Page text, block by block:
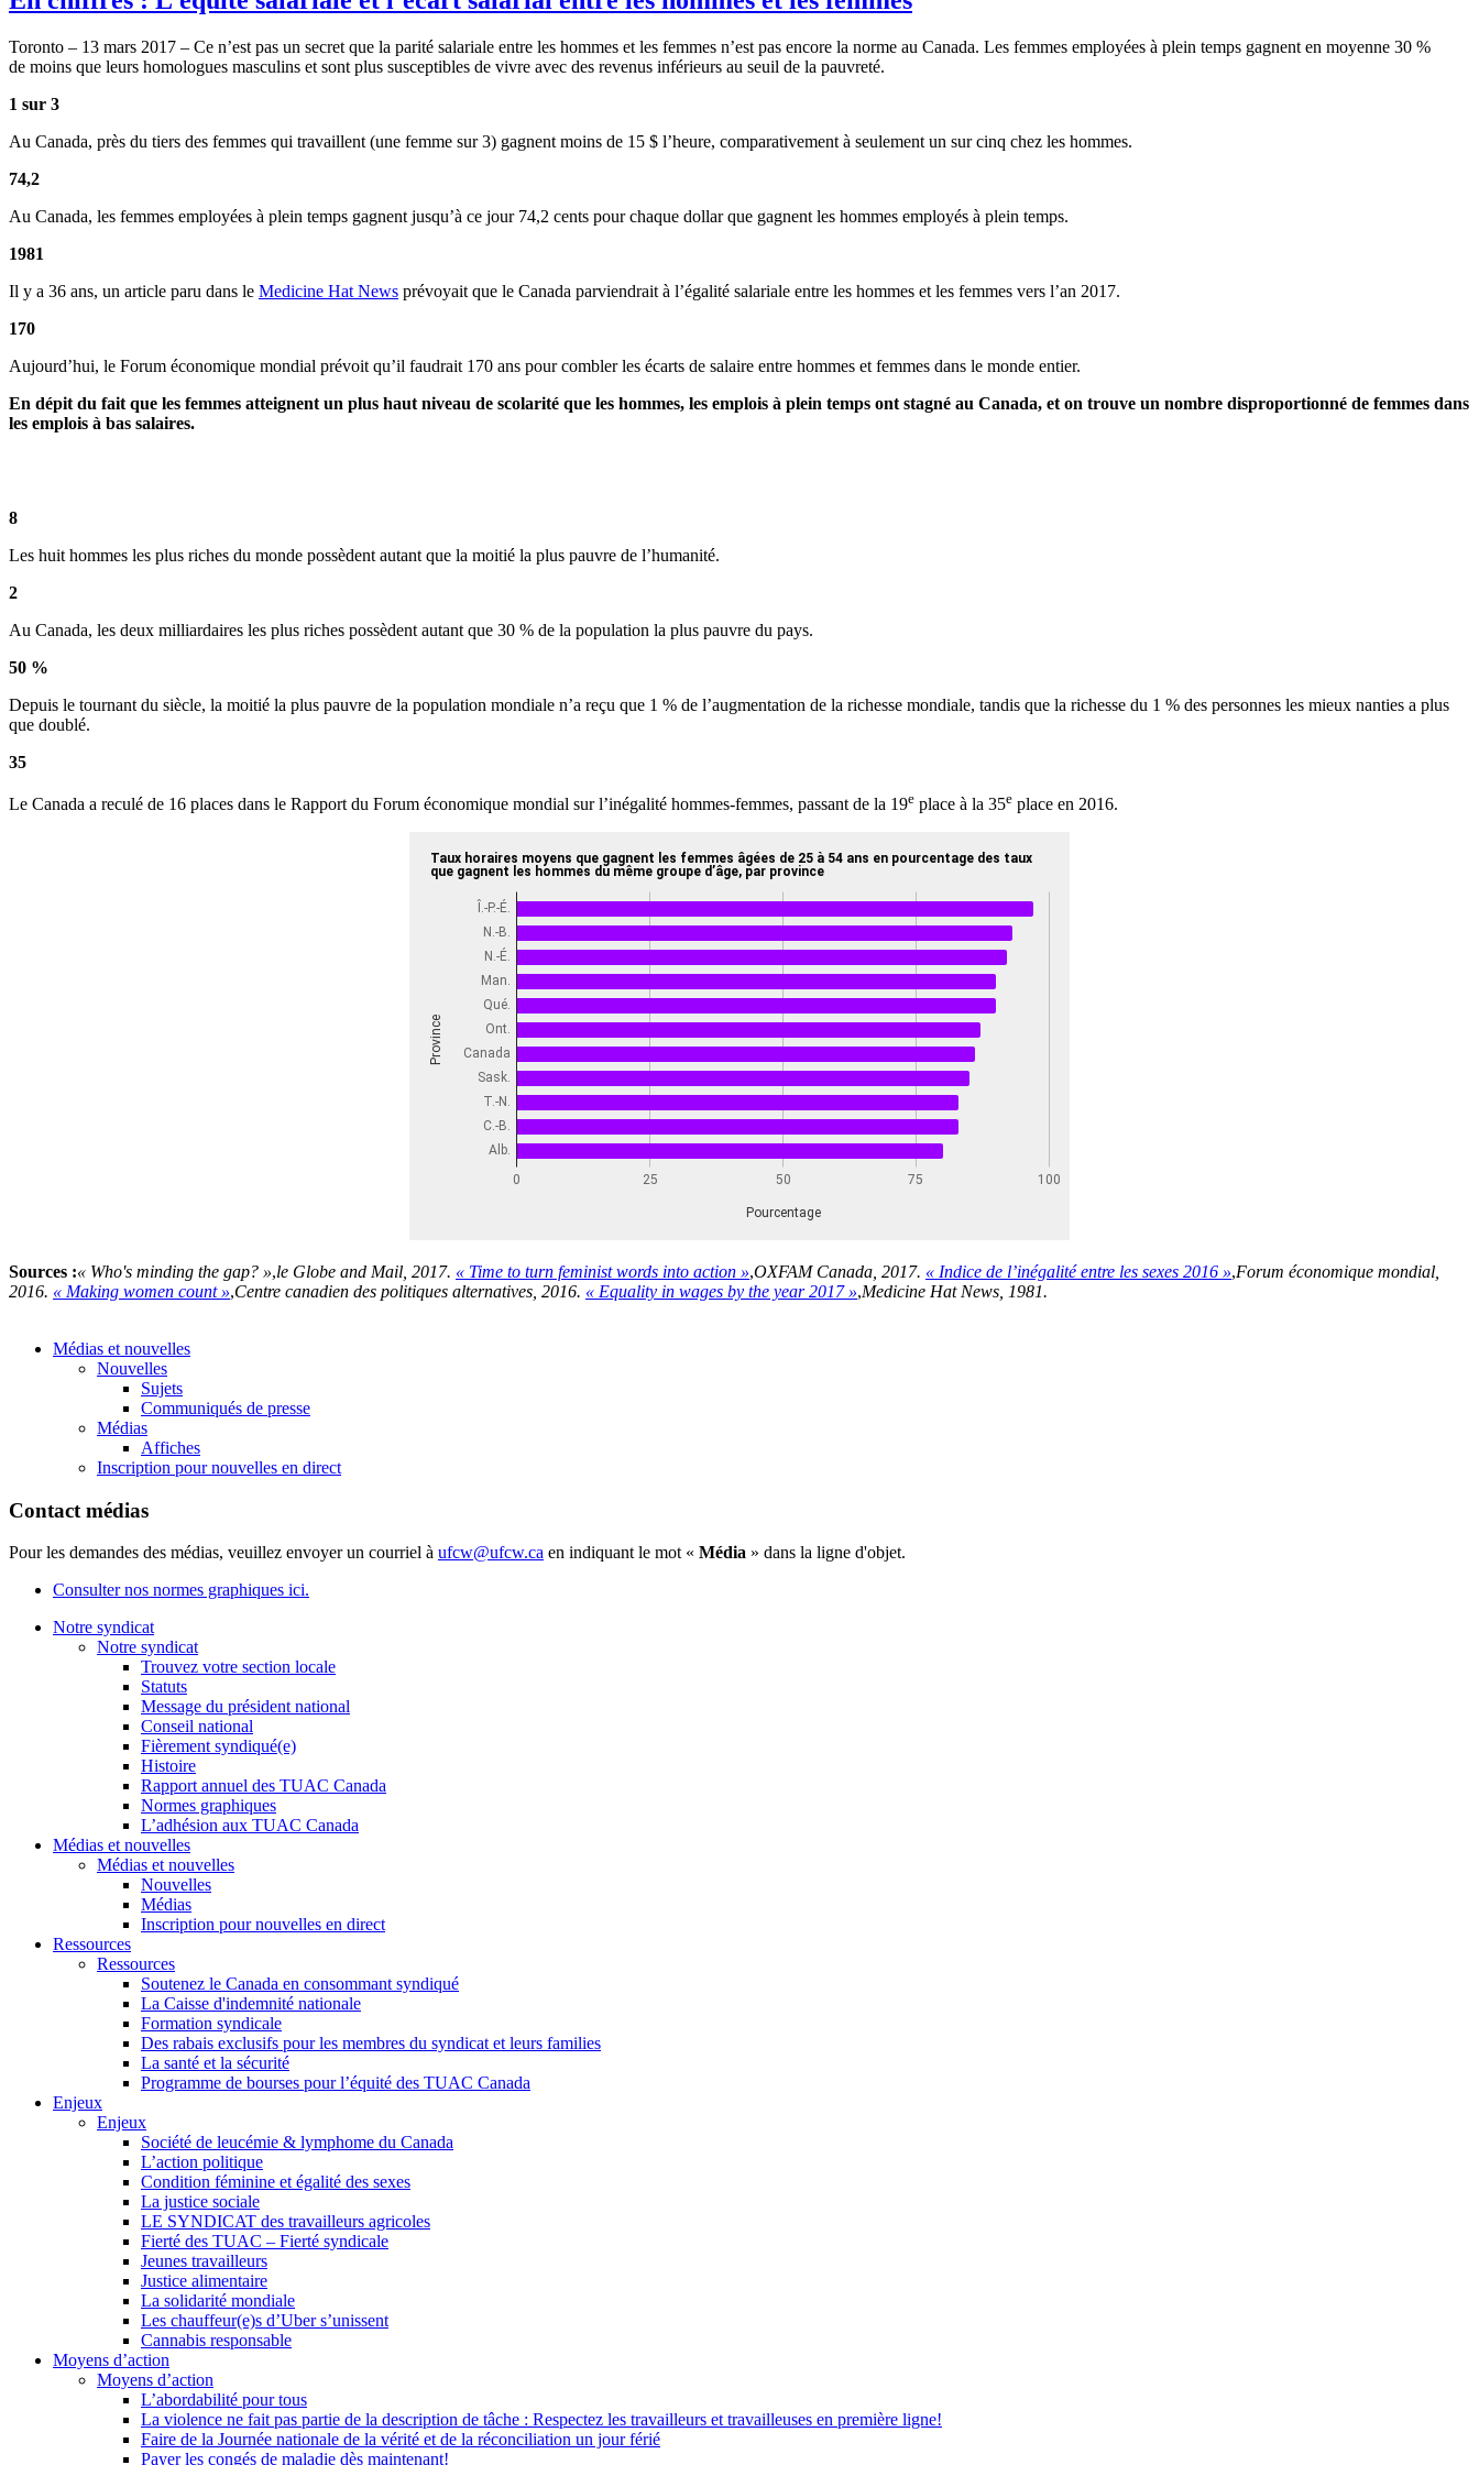
Toronto – 13 mars 2017 – Ce n’est pas un secret que la parité salariale entre les hommes et les femmes n’est pas encore la norme au Canada. Les femmes employées à plein temps gagnent en moyenne 30 %
de moins que leurs homologues masculins et sont plus susceptibles de vivre avec des revenus inférieurs au seuil de la pauvreté.
1 sur 3
Au Canada, près du tiers des femmes qui travaillent (une femme sur 3) gagnent moins de 15 $ l’heure, comparativement à seulement un sur cinq chez les hommes.
74,2
Au Canada, les femmes employées à plein temps gagnent jusqu’à ce jour 74,2 cents pour chaque dollar que gagnent les hommes employés à plein temps.
1981
Il y a 36 ans, un article paru dans le Medicine Hat News prévoyait que le Canada parviendrait à l’égalité salariale entre les hommes et les femmes vers l’an 2017.
170
Aujourd’hui, le Forum économique mondial prévoit qu’il faudrait 170 ans pour combler les écarts de salaire entre hommes et femmes dans le monde entier.
En dépit du fait que les femmes atteignent un plus haut niveau de scolarité que les hommes, les emplois à plein temps ont stagné au Canada, et on trouve un nombre disproportionné de femmes dans
les emplois à bas salaires.
8
Les huit hommes les plus riches du monde possèdent autant que la moitié la plus pauvre de l’humanité.
2
Au Canada, les deux milliardaires les plus riches possèdent autant que 30 % de la population la plus pauvre du pays.
50 %
Depuis le tournant du siècle, la moitié la plus pauvre de la population mondiale n’a reçu que 1 % de l’augmentation de la richesse mondiale, tandis que la richesse du 1 % des personnes les mieux nanties a plus
que doublé.
35
Le Canada a reculé de 16 places dans le Rapport du Forum économique mondial sur l’inégalité hommes-femmes, passant de la 19e place à la 35e place en 2016.
Sources :« Who's minding the gap? »,le Globe and Mail, 2017. « Time to turn feminist words into action »,OXFAM Canada, 2017. « Indice de l’inégalité entre les sexes 2016 »,Forum économique mondial,
2016. « Making women count »,Centre canadien des politiques alternatives, 2016. « Equality in wages by the year 2017 »,Medicine Hat News, 1981.
Médias et nouvelles
Nouvelles
Sujets
Communiqués de presse
Médias
Affiches
Inscription pour nouvelles en direct
Contact médias
Pour les demandes des médias, veuillez envoyer un courriel à ufcw@ufcw.ca en indiquant le mot « Média » dans la ligne d'objet.
Consulter nos normes graphiques ici.
Notre syndicat
Notre syndicat
Trouvez votre section locale
Statuts
Message du président national
Conseil national
Fièrement syndiqué(e)
Histoire
Rapport annuel des TUAC Canada
Normes graphiques
L’adhésion aux TUAC Canada
Médias et nouvelles
Médias et nouvelles
Nouvelles
Médias
Inscription pour nouvelles en direct
Ressources
Ressources
Soutenez le Canada en consommant syndiqué
La Caisse d'indemnité nationale
Formation syndicale
Des rabais exclusifs pour les membres du syndicat et leurs families
La santé et la sécurité
Programme de bourses pour l’équité des TUAC Canada
Enjeux
Enjeux
Société de leucémie & lymphome du Canada
L’action politique
Condition féminine et égalité des sexes
La justice sociale
LE SYNDICAT des travailleurs agricoles
Fierté des TUAC – Fierté syndicale
Jeunes travailleurs
Justice alimentaire
La solidarité mondiale
Les chauffeur(e)s d’Uber s’unissent
Cannabis responsable
Moyens d’action
Moyens d’action
L’abordabilité pour tous
La violence ne fait pas partie de la description de tâche : Respectez les travailleurs et travailleuses en première ligne!
Faire de la Journée nationale de la vérité et de la réconciliation un jour férié
Payer les congés de maladie dès maintenant!